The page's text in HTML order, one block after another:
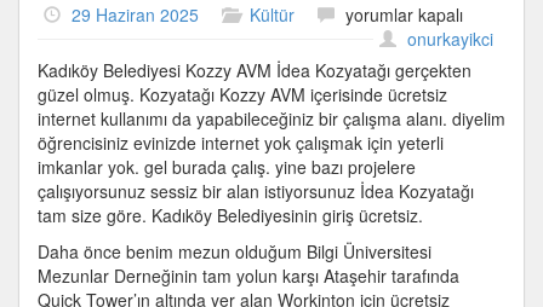
29 Haziran 2025 Kültür
Kadıköy
Belediyesi
Kozzy
AVM
İdea
Kozyatağı
için
yorumlar kapalı
onurkayikci
Kadıköy Belediyesi Kozzy AVM İdea Kozyatağı gerçekten
güzel olmuş. Kozyatağı Kozzy AVM içerisinde ücretsiz
internet kullanımı da yapabileceğiniz bir çalışma alanı. diyelim
öğrencisiniz evinizde internet yok çalışmak için yeterli
imkanlar yok. gel burada çalış. yine bazı projelere
çalışıyorsunuz sessiz bir alan istiyorsunuz İdea Kozyatağı
tam size göre. Kadıköy Belediyesinin giriş ücretsiz.
Daha önce benim mezun olduğum Bilgi Üniversitesi
Mezunlar Derneğinin tam yolun karşı Ataşehir tarafında
Quick Tower’ın altında yer alan Workinton için ücretsiz